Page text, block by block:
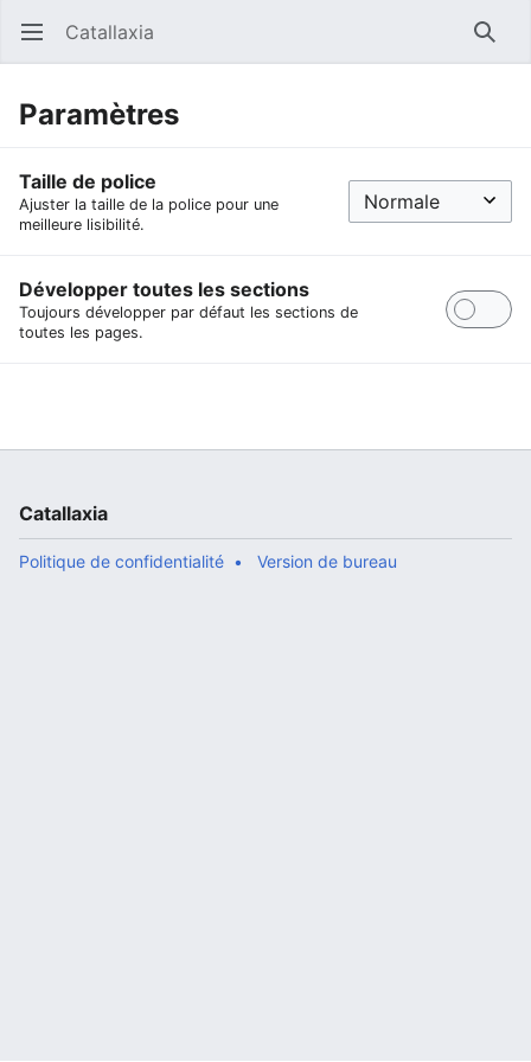
Ouvrir le menu principal Catallaxia
Paramètres
Taille de police
Ajuster la taille de la police pour une
meilleure lisibilité.
Développer toutes les sections
Toujours développer par défaut les sections de
toutes les pages.
Catallaxia
Politique de confidentialité Version de bureau